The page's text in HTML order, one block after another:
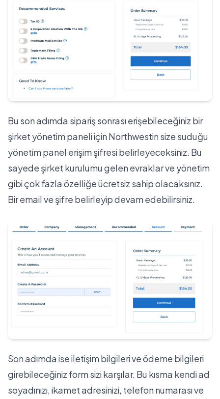
Bu son adımda sipariş sonrası erişebileceğiniz bir
şirket yönetim paneli için Northwestin size suduğu
yönetim panel erişim şifresi belirleyeceksiniz. Bu
sayede şirket kurulumu gelen evraklar ve yönetim
gibi çok fazla özelliğe ücretsiz sahip olacaksınız.
Bir email ve şifre belirleyip devam edebilirsiniz.
Son adımda ise iletişim bilgileri ve ödeme bilgileri
girebileceğiniz form sizi karşılar. Bu kısma kendi ad
soyadınızı, ikamet adresinizi, telefon numarası ve